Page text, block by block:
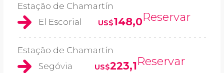
Estação de Chamartín
El Escorial
US$148,0Reservar
Estação de Chamartín
Segóvia
US$223,1Reservar